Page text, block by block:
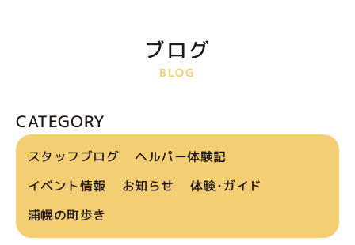
ブログ
BLOG
CATEGORY
スタッフブログ
ヘルパー体験記
イベント情報
お知らせ
体験･ガイド
浦幌の町歩き